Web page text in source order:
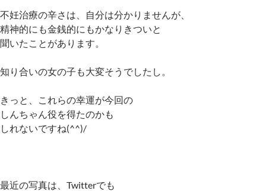
不妊治療の辛さは、自分は分かりませんが、
精神的にも金銭的にもかなりきついと
聞いたことがあります。
知り合いの女の子も大変そうでしたし。
きっと、これらの幸運が今回の
しんちゃん役を得たのかも
しれないですね(^^)/
最近の写真は、Twitterでも